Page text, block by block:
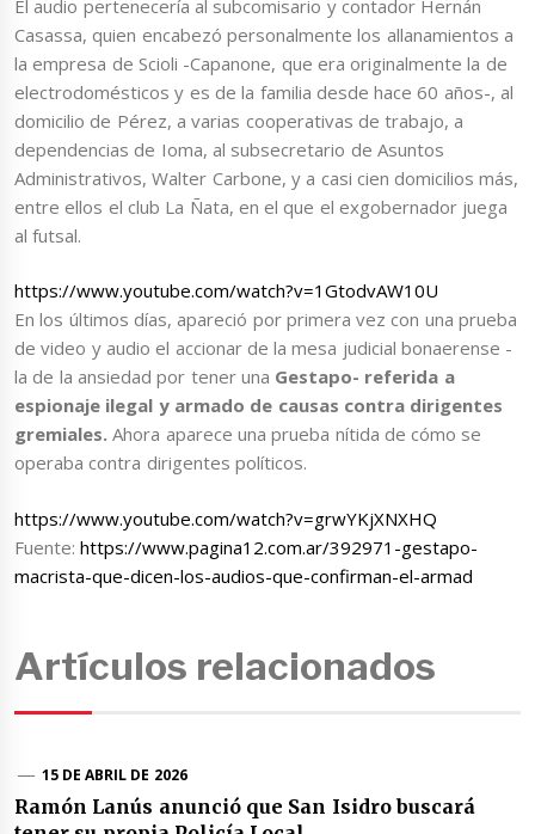
El audio pertenecería al subcomisario y contador Hernán
Casassa, quien encabezó personalmente los allanamientos a
la empresa de Scioli -Capanone, que era originalmente la de
electrodomésticos y es de la familia desde hace 60 años-, al
domicilio de Pérez, a varias cooperativas de trabajo, a
dependencias de Ioma, al subsecretario de Asuntos
Administrativos, Walter Carbone, y a casi cien domicilios más,
entre ellos el club La Ñata, en el que el exgobernador juega
al futsal.
https://www.youtube.com/watch?v=1GtodvAW10U
En los últimos días, apareció por primera vez con una prueba
de video y audio el accionar de la mesa judicial bonaerense -
la de la ansiedad por tener una Gestapo- referida a
espionaje ilegal y armado de causas contra dirigentes
gremiales. Ahora aparece una prueba nítida de cómo se
operaba contra dirigentes políticos.
https://www.youtube.com/watch?v=grwYKjXNXHQ
Fuente:https://www.pagina12.com.ar/392971-gestapo-
macrista-que-dicen-los-audios-que-confirman-el-armad
Artículos relacionados
15 DE ABRIL DE 2026
Ramón Lanús anunció que San Isidro buscará